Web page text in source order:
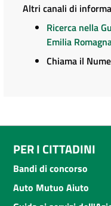
Altri canali di
Ricerca nella
Emilia
Chiama il
PER I CITTADINI
Bandi di concorso
Auto Mutuo Aiuto